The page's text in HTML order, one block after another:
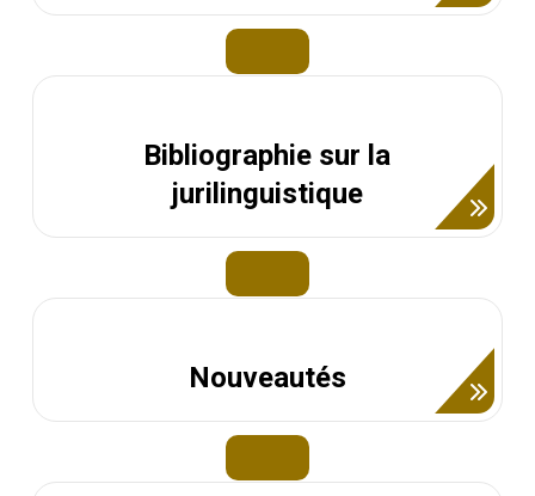
Bibliographie sur la
jurilinguistique
Nouveautés